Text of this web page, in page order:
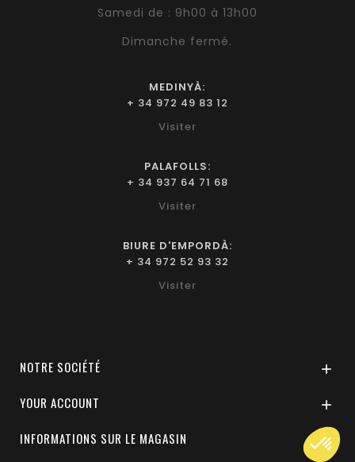
Samedi de : 9h00 à 13h00
Dimanche fermé.
MEDINYÀ:
+ 34 972 49 83 12
Visiter
PALAFOLLS:
+ 34 937 64 71 68
Visiter
BIURE D'EMPORDÀ:
+ 34 972 52 93 32
Visiter
NOTRE SOCIÉTÉ 
YOUR ACCOUNT 
INFORMATIONS SUR LE MAGASIN 